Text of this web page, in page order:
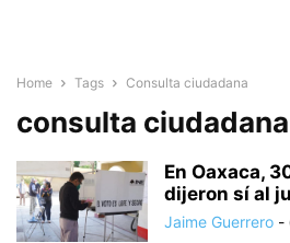
Home Tags Consulta ciudadana
consulta ciudadana
En Oaxaca,
dijeron sí al
Jaime Guerrero -